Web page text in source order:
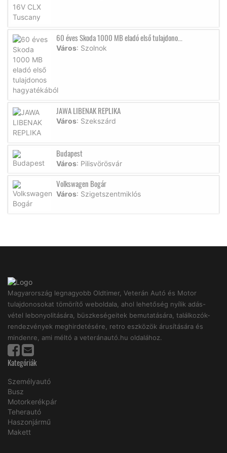
60 éves Skoda 1000 MB eladó első tulajdono...
Város: Szolnok
JAWA LIBENAK REPLIKA
Város: Szekszárd
Budapest
Város: Pilisvörösvár
Volkswagen Bogár
Város: Szigetszentmiklós
Magyarország legnagyobb Oldtimer, Veterán Autó és Motor
tulajdonosokat tömörítő weboldala, ahol lehetőség nyílik adás-
vétel lebonyolitására, büszkeségeitek bemutatására, találkozók-
rendezvények meghirdetésére, retro eszközök árusítására és
mindenre, ami méltó a veteránautó.hu oldalához.
Kategóriák
Személyautó
Busz
Motorkerékpár
Teherautó
Haszonjármű
Makett